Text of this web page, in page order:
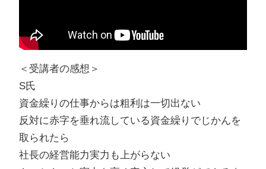
＜受講者の感想＞
S氏
資金繰りの仕事からは粗利は一切出ない
反対に赤字を垂れ流している資金繰りでじかんを
取られたら
社長の経営能力実力も上がらない